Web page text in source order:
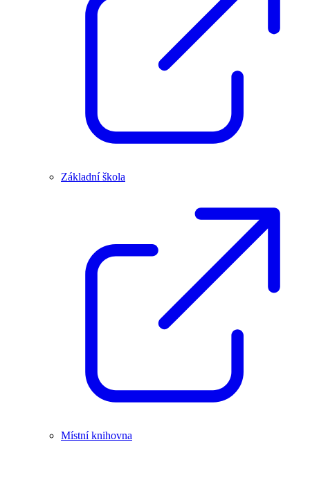
Základní škola
Místní knihovna